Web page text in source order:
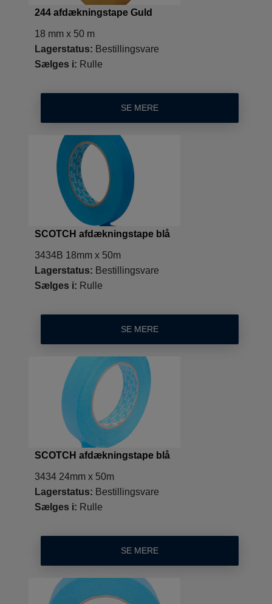
244 afdækningstape Guld
18 mm x 50 m
Lagerstatus: Bestillingsvare
Sælges i: Rulle
SE MERE
SCOTCH afdækningstape blå
3434B 18mm x 50m
Lagerstatus: Bestillingsvare
Sælges i: Rulle
SE MERE
SCOTCH afdækningstape blå
3434 24mm x 50m
Lagerstatus: Bestillingsvare
Sælges i: Rulle
SE MERE